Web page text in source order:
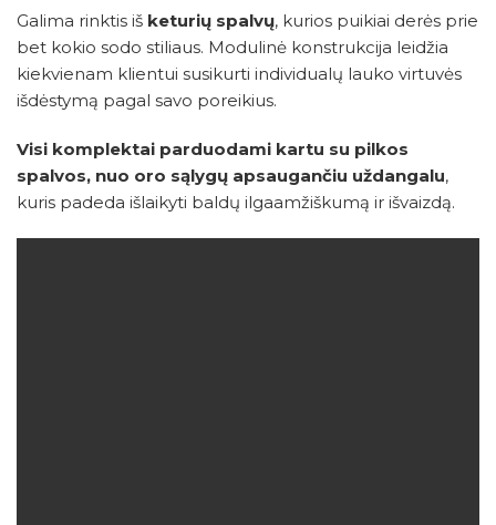
Galima rinktis iš keturių spalvų, kurios puikiai derės prie
bet kokio sodo stiliaus. Modulinė konstrukcija leidžia
kiekvienam klientui susikurti individualų lauko virtuvės
išdėstymą pagal savo poreikius.
Visi komplektai parduodami kartu su pilkos
spalvos, nuo oro sąlygų apsaugančiu uždangalu,
kuris padeda išlaikyti baldų ilgaamžiškumą ir išvaizdą.